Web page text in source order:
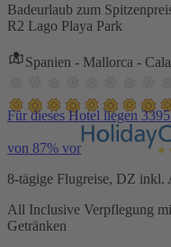
Badeurlaub zum
R2 Lago Playa Park
Spanien - Mallorca -
Für dieses Hotel liegen
von 87% vor
8-tägige Flugreise, DZ inkl.
All Inclusive Verpflegung
Getränken